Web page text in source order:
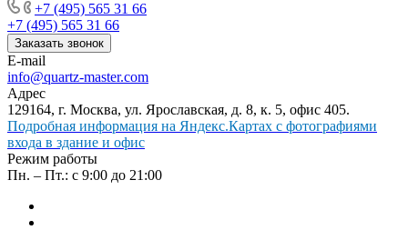
+7 (495) 565 31 66
+7 (495) 565 31 66
Заказать звонок
E-mail
info@quartz-master.com
Адрес
129164, г. Москва, ул. Ярославская, д. 8, к. 5, офис 405.
Подробная информация на Яндекс.Картах с фотографиями
входа в здание и офис
Режим работы
Пн. – Пт.: с 9:00 до 21:00